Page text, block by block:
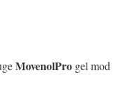
MovenolPro gel mod